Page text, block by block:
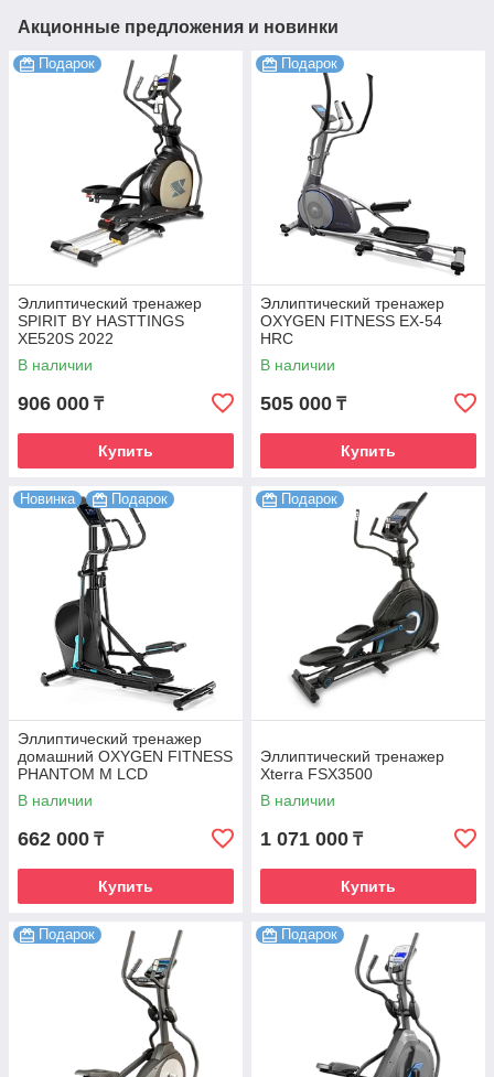
Акционные предложения и новинки
Подарок
Эллиптический тренажер
SPIRIT BY HASTTINGS
XE520S 2022
В наличии
906 000 ₸
Купить
Подарок
Эллиптический тренажер
OXYGEN FITNESS EX-54
HRC
В наличии
505 000 ₸
Купить
Новинка Подарок
Эллиптический тренажер
домашний OXYGEN FITNESS
PHANTOM M LCD
В наличии
662 000 ₸
Купить
Подарок
Эллиптический тренажер
Xterra FSX3500
В наличии
1 071 000 ₸
Купить
Подарок Подарок